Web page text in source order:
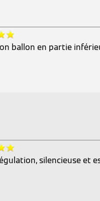
ballon en partie
silencieuse et